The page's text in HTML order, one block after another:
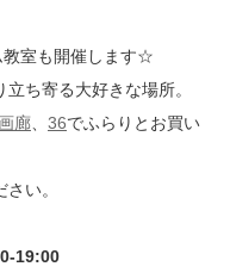
教室も開催します☆
ち寄る大好きな場所。
廊 36でふらりとお買い
い。
19:00